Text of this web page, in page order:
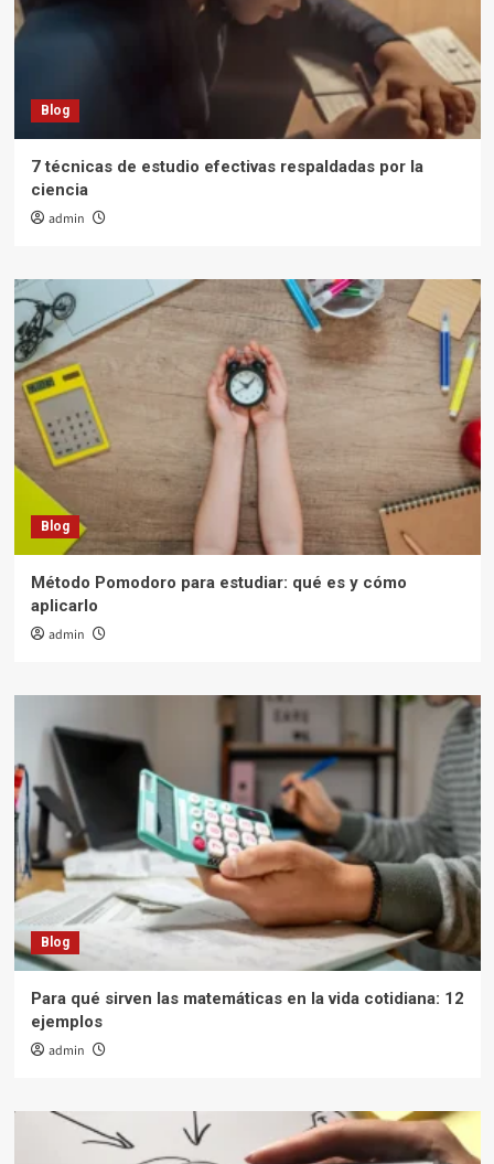
Blog
7 técnicas de estudio efectivas respaldadas por la
ciencia
admin
Blog
Método Pomodoro para estudiar: qué es y cómo
aplicarlo
admin
Blog
Para qué sirven las matemáticas en la vida cotidiana: 12
ejemplos
admin